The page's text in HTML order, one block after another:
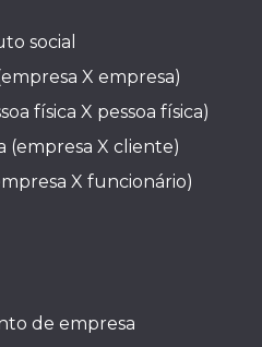
social
X empresa)
física X pessoa física)
(empresa X cliente)
X funcionário)
de empresa